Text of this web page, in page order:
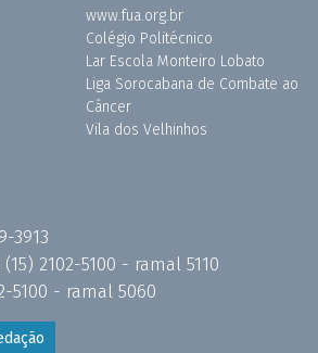
www.fua.org.br
Colégio Politécnico
Lar Escola Monteiro Lobato
Liga Sorocabana de Combate ao
Câncer
Vila dos Velhinhos
3913
(15) 2102-5100 - ramal 5110
5100 - ramal 5060